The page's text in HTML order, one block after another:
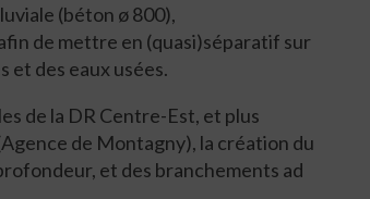
(béton ø 800),
de mettre en (quasi)séparatif sur
et des eaux usées.
de la DR Centre-Est, et plus
de Montagny), la création du
et des branchements ad